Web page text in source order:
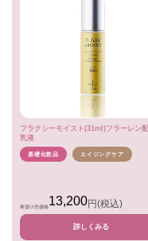
フラクシーモイスト(31ml)フラーレン
乳液
基礎化粧品 エイジングケア
希望小売価格13,200円(税込)
詳しくみる